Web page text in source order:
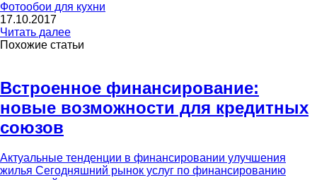
Фотообои для кухни
17.10.2017
Читать далее
Похожие статьи
Встроенное финансирование:
новые возможности для кредитных
союзов
Актуальные тенденции в финансировании улучшения
жилья Сегодняшний рынок услуг по финансированию